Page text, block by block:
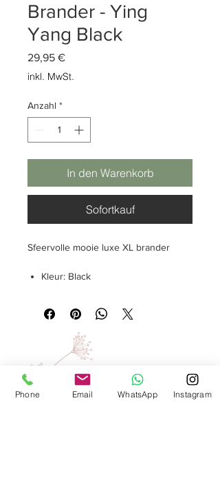
Brander - Ying
Yang Black
29,95 €Preis
inkl. MwSt.
Anzahl *
In den Warenkorb
Sofortkauf
Sfeervolle mooie luxe XL brander
Kleur: Black
Afname per 1 stuks
Materiaal: Aardewerk
SLOWBEAUTY
We CreateFeeling
®
Phone Email WhatsApp Instagram